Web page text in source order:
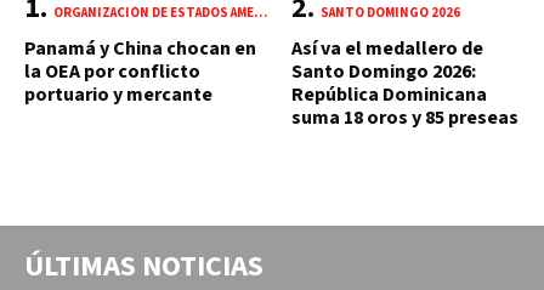
ORGANIZACIÓN DE ESTADOS AMERICANOS (OEA)
Panamá y China chocan en
la OEA por conflicto
portuario y mercante
SANTO DOMINGO 2026
Así va el medallero de
Santo Domingo 2026:
República Dominicana
suma 18 oros y 85 preseas
ÚLTIMAS NOTICIAS